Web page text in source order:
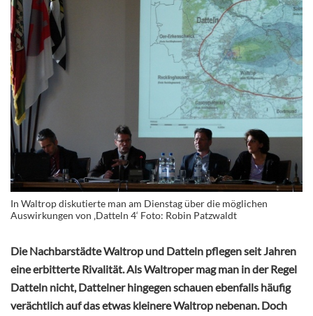
In Waltrop diskutierte man am Dienstag über die möglichen
Auswirkungen von ‚Datteln 4‘ Foto: Robin Patzwaldt
Die Nachbarstädte Waltrop und Datteln pflegen seit Jahren
eine erbitterte Rivalität. Als Waltroper mag man in der Regel
Datteln nicht, Dattelner hingegen schauen ebenfalls häufig
verächtlich auf das etwas kleinere Waltrop nebenan.Doch